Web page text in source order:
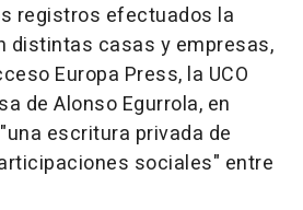
registros efectuados la
distintas casas y empresas,
Europa Press, la UCO
de Alonso Egurrola, en
escritura privada de
sociales" entre